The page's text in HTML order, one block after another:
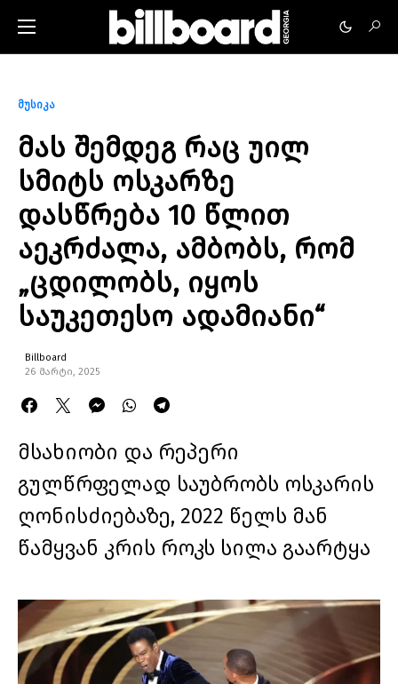
მუსიკა
მას შემდეგ რაც უილ
სმიტს ოსკარზე
დასწრება 10 წლით
აეკრძალა, ამბობს, რომ
„ცდილობს, იყოს
საუკეთესო ადამიანი“
Billboard
26 მარტი, 2025
მსახიობი და რეპერი
გულწრფელად საუბრობს ოსკარის
ღონისძიებაზე, 2022 წელს მან
წამყვან კრის როკს სილა გაარტყა